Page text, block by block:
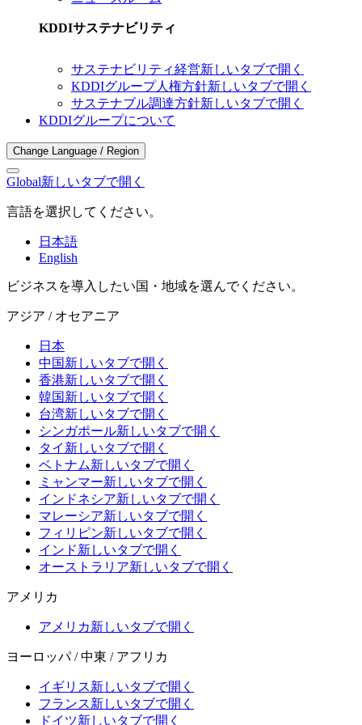
KDDIサステナビリティ
サステナビリティ経営新しいタブで開く
KDDIグループ人権方針新しいタブで開く
サステナブル調達方針新しいタブで開く
KDDIグループについて
Change Language / Region
Global新しいタブで開く
言語を選択してください。
日本語
English
ビジネスを導入したい国・地域を選んでください。
アジア / オセアニア
日本
中国新しいタブで開く
香港新しいタブで開く
韓国新しいタブで開く
台湾新しいタブで開く
シンガポール新しいタブで開く
タイ 新しいタブで開く
ベトナム新しいタブで開く
ミャンマー新しいタブで開く
インドネシア新しいタブで開く
マレーシア新しいタブで開く
フィリピン新しいタブで開く
インド新しいタブで開く
オーストラリア新しいタブで開く
アメリカ
アメリカ新しいタブで開く
ヨーロッパ / 中東 / アフリカ
イギリス新しいタブで開く
フランス新しいタブで開く
ドイツ新しいタブで開く